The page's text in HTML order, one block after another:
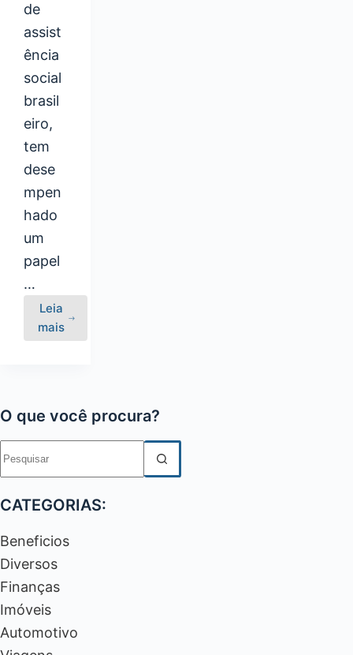
de
assist
ência
social
brasil
eiro,
tem
dese
mpen
hado
um
papel
…
Leia
maisGarantindo
seus
de
como
no
Bolsa
Família
O que você procura?
Sem
resultados
CATEGORIAS:
Beneficios
Diversos
Finanças
Imóveis
Automotivo